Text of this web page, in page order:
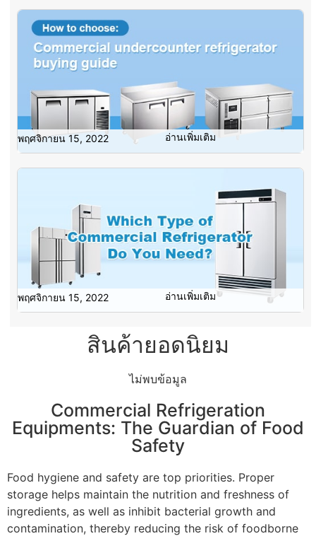
พฤศจิกายน 15, 2022 อ่านเพิ่มเติม
พฤศจิกายน 15, 2022 อ่านเพิ่มเติม
สินค้ายอดนิยม
ไม่พบข้อมูล
Commercial Refrigeration
Equipments: The Guardian of Food
Safety
Food hygiene and safety are top priorities. Proper
storage helps maintain the nutrition and freshness of
ingredients, as well as inhibit bacterial growth and
contamination, thereby reducing the risk of foodborne